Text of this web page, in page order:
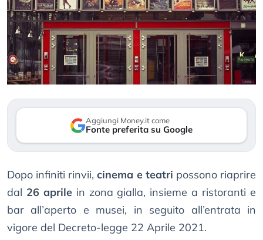
Aggiungi Money.it come
Fonte preferita su Google
Dopo infiniti rinvii,cinema e teatri possono riaprire
dal 26 aprilein zona gialla, insieme a ristoranti e
bar all’aperto e musei, in seguito all’entrata in
vigore del Decreto-legge 22 Aprile 2021.